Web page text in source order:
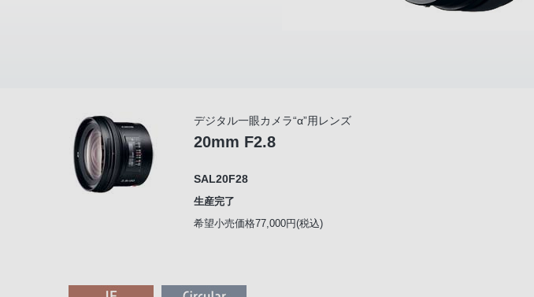
デジタル一眼カメラ“α”用レンズ
20mm F2.8
SAL20F28
生産完了
希望小売価格77,000円(税込)